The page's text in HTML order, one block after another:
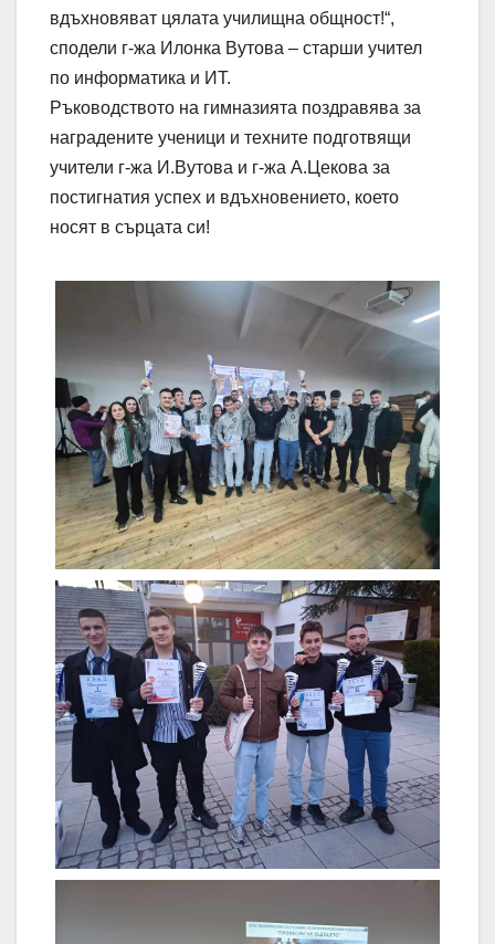
вдъхновяват цялата училищна общност!“,
сподели г-жа Илонка Вутова – старши учител
по информатика и ИТ.
Ръководството на гимназията поздравява за
наградените ученици и техните подготвящи
учители г-жа И.Вутова и г-жа А.Цекова за
постигнатия успех и вдъхновението, което
носят в сърцата си!